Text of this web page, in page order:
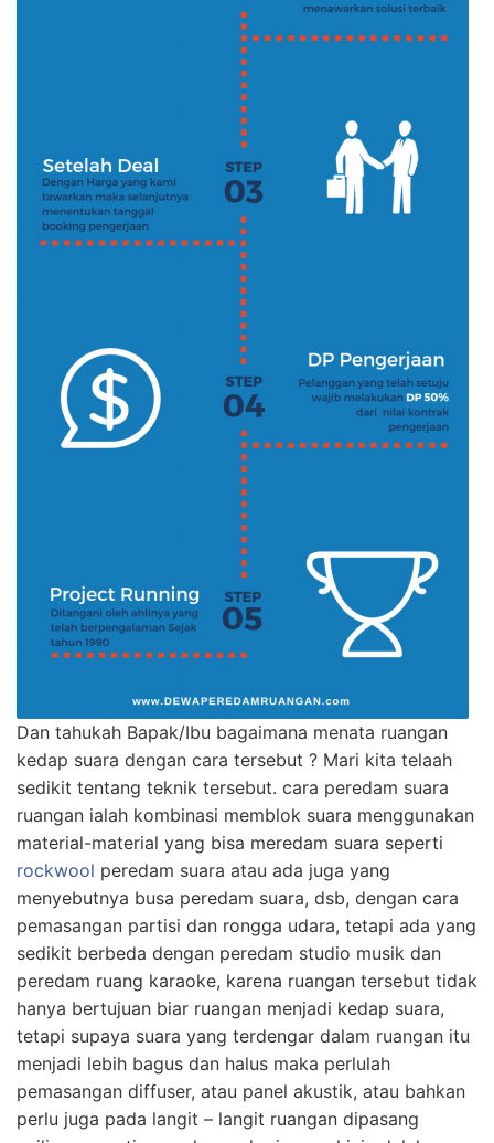
Dan tahukah Bapak/Ibu bagaimana menata ruangan
kedap suara dengan cara tersebut ? Mari kita telaah
sedikit tentang teknik tersebut. cara peredam suara
ruangan ialah kombinasi memblok suara menggunakan
material-material yang bisa meredam suara seperti
rockwool peredam suara atau ada juga yang
menyebutnya busa peredam suara, dsb, dengan cara
pemasangan partisi dan rongga udara, tetapi ada yang
sedikit berbeda dengan peredam studio musik dan
peredam ruang karaoke, karena ruangan tersebut tidak
hanya bertujuan biar ruangan menjadi kedap suara,
tetapi supaya suara yang terdengar dalam ruangan itu
menjadi lebih bagus dan halus maka perlulah
pemasangan diffuser, atau panel akustik, atau bahkan
perlu juga pada langit – langit ruangan dipasang